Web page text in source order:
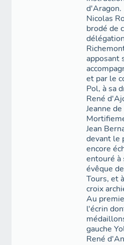
d'Aragon.
Nicolas
brodé de
apposant
et par le
Pol, à sa
René
Jeanne
Jean
devant le
encore
entouré à
évêque
Tours, et
croix
Au
l'écrin
gauche
René